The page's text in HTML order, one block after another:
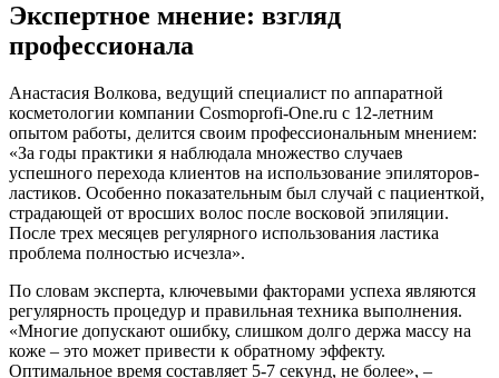
Экспертное мнение: взгляд
профессионала
Анастасия Волкова, ведущий специалист по аппаратной
косметологии компании Cosmoprofi-One.ru с 12-летним
опытом работы, делится своим профессиональным мнением:
«За годы практики я наблюдала множество случаев
успешного перехода клиентов на использование эпиляторов-
ластиков. Особенно показательным был случай с пациенткой,
страдающей от вросших волос после восковой эпиляции.
После трех месяцев регулярного использования ластика
проблема полностью исчезла».
По словам эксперта, ключевыми факторами успеха являются
регулярность процедур и правильная техника выполнения.
«Многие допускают ошибку, слишком долго держа массу на
коже – это может привести к обратному эффекту.
Оптимальное время составляет 5-7 секунд, не более», –